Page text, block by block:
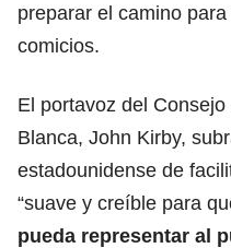
preparar el camino
comicios.
El portavoz del
Blanca, John Kirby,
estadounidense de
“suave y creíble para
pueda representar al